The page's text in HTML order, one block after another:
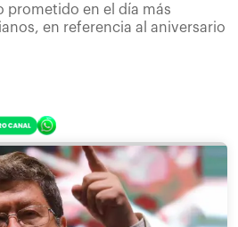
prometido en el día más
en referencia al aniversario